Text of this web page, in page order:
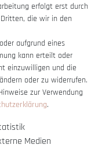
erfolgt erst durch
die wir in den
aufgrund eines
kann erteilt oder
einzuwilligen und die
oder zu widerrufen.
zur Verwendung
.
Medien